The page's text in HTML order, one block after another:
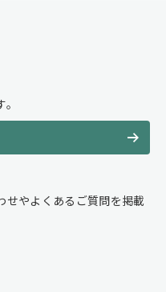
せやよくあるご質問を掲載